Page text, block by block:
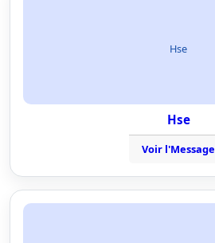
Hse
Hse
Voir l'Message